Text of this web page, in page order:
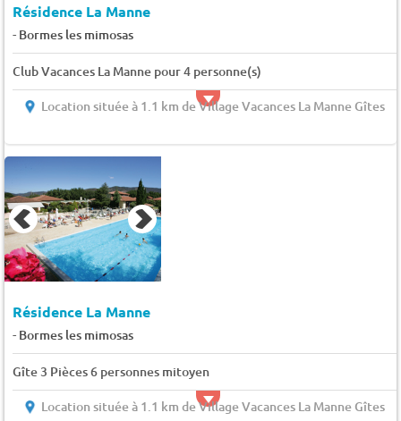
Résidence La Manne
- Bormes les mimosas
Club Vacances La Manne pour 4 personne(s)
Location située à 1.1 km de Village Vacances La Manne Gîtes
Résidence La Manne
- Bormes les mimosas
Gîte 3 Pièces 6 personnes mitoyen
Location située à 1.1 km de Village Vacances La Manne Gîtes